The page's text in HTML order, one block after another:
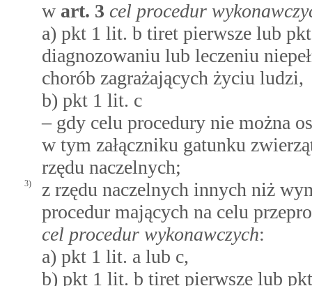
w art. 3 cel procedur
a) pkt 1 lit. b tiret pierwsze lub pkt
diagnozowaniu lub leczeniu
chorób zagrażających życiu ludzi,
b) pkt 1 lit. c
– gdy celu procedury nie można
w tym załączniku gatunku
rzędu naczelnych;
3)
z rzędu naczelnych innych niż
procedur mających na celu
cel procedur wykonawczych:
a) pkt 1 lit. a lub c,
b) pkt 1 lit. b tiret pierwsze lub